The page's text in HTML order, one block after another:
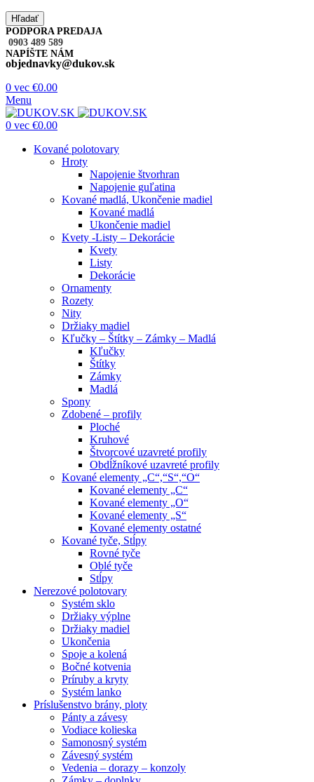
Hľadať
PODPORA PREDAJA
0903 489 589
NAPÍŠTE NÁM
objednavky@dukov.sk
0 vec €0.00
Menu
0 vec €0.00
Kované polotovary
Hroty
Napojenie štvorhran
Napojenie guľatina
Kované madlá, Ukončenie madiel
Kované madlá
Ukončenie madiel
Kvety -Listy – Dekorácie
Kvety
Listy
Dekorácie
Ornamenty
Rozety
Nity
Držiaky madiel
Kľučky – Štítky – Zámky – Madlá
Kľučky
Štítky
Zámky
Madlá
Spony
Zdobené – profily
Ploché
Kruhové
Štvorcové uzavreté profily
Obdĺžníkové uzavreté profily
Kované elementy „C“,“S“,“O“
Kované elementy „C“
Kované elementy „O“
Kované elementy „S“
Kované elementy ostatné
Kované tyče, Stĺpy
Rovné tyče
Oblé tyče
Stĺpy
Nerezové polotovary
Systém sklo
Držiaky výplne
Držiaky madiel
Ukončenia
Spoje a kolená
Bočné kotvenia
Príruby a kryty
Systém lanko
Príslušenstvo brány, ploty
Pánty a závesy
Vodiace kolieska
Samonosný systém
Závesný systém
Vedenia – dorazy – konzoly